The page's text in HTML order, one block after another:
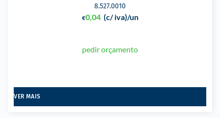
8.527.0010
€0,04 (c/ iva)/un
pedir orçamento
VER MAIS